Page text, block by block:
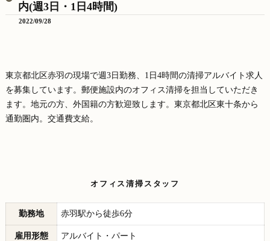
内(週3日・1日4時間)
2022/09/28
東京都北区赤羽の現場で週3日勤務、1日4時間の清掃アルバイト求人
を募集しています。郵便施設内のオフィス清掃を担当していただき
ます。地元の方、外国籍の方歓迎致します。東京都北区東十条から
通勤圏内。交通費支給。
オフィス清掃スタッフ
勤務地 赤羽駅から徒歩6分
雇用形態 アルバイト・パート